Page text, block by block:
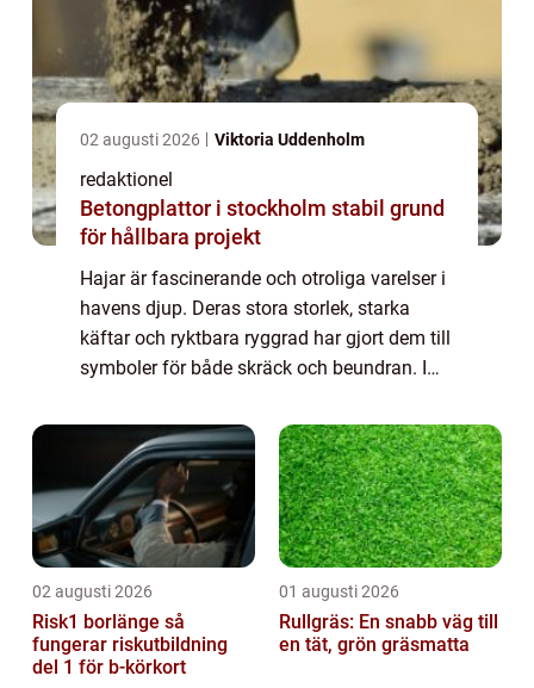
02 augusti 2026 Viktoria Uddenholm
redaktionel
Betongplattor i stockholm stabil grund
för hållbara projekt
Hajar är fascinerande och otroliga varelser i
havens djup. Deras stora storlek, starka
käftar och ryktbara ryggrad har gjort dem till
symboler för både skräck och beundran. I
översikt av fakta om hajar, inkl...
02 augusti 2026
Risk1 borlänge så
fungerar riskutbildning
del 1 för b-körkort
01 augusti 2026
Rullgräs: En snabb väg till
en tät, grön gräsmatta